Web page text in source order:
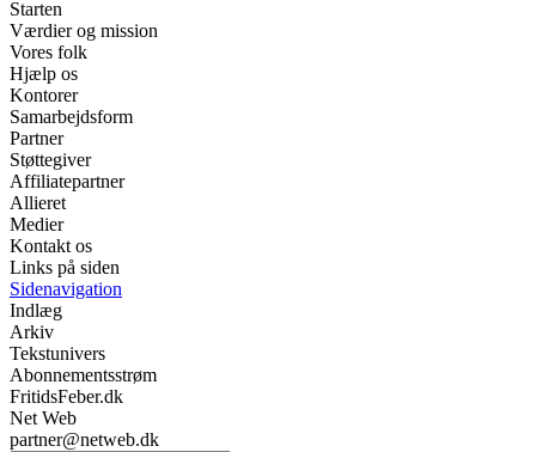
Starten
Værdier og mission
Vores folk
Hjælp os
Kontorer
Samarbejdsform
Partner
Støttegiver
Affiliatepartner
Allieret
Medier
Kontakt os
Links på siden
Sidenavigation
Indlæg
Arkiv
Tekstunivers
Abonnementsstrøm
FritidsFeber.dk
Net Web
partner@netweb.dk